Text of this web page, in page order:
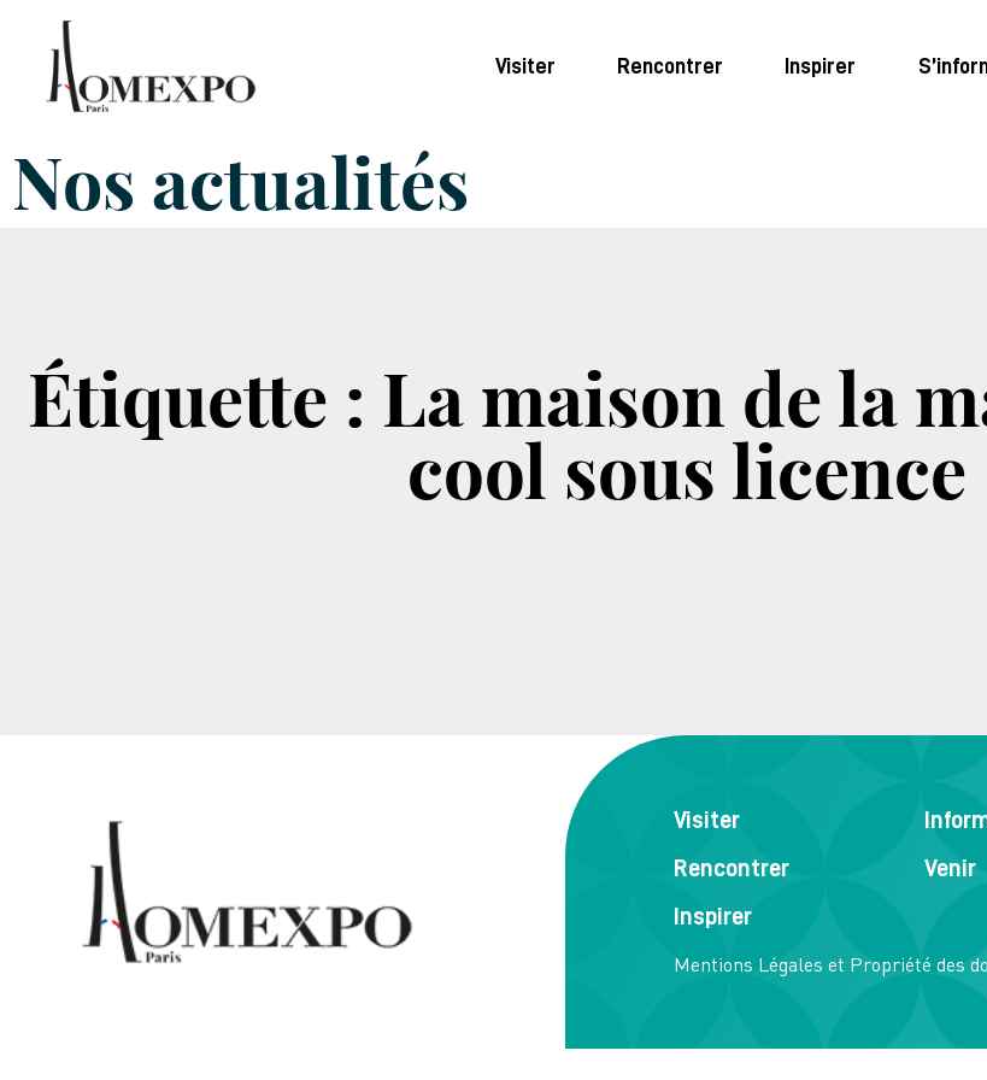
Visiter Rencontrer Inspirer
Nos actualités
Étiquette : La maison de la
cool sous licence
Visiter
Rencontrer
Inspirer
Venir
Mentions Légales et Propriété des